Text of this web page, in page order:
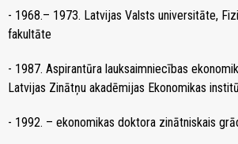
- 1968.– 1973. Latvijas Valsts universitāte,
fakultāte
- 1987. Aspirantūra lauksaimniecības
Latvijas Zinātņu akadēmijas Ekonomikas
- 1992. – ekonomikas doktora zinātniskais